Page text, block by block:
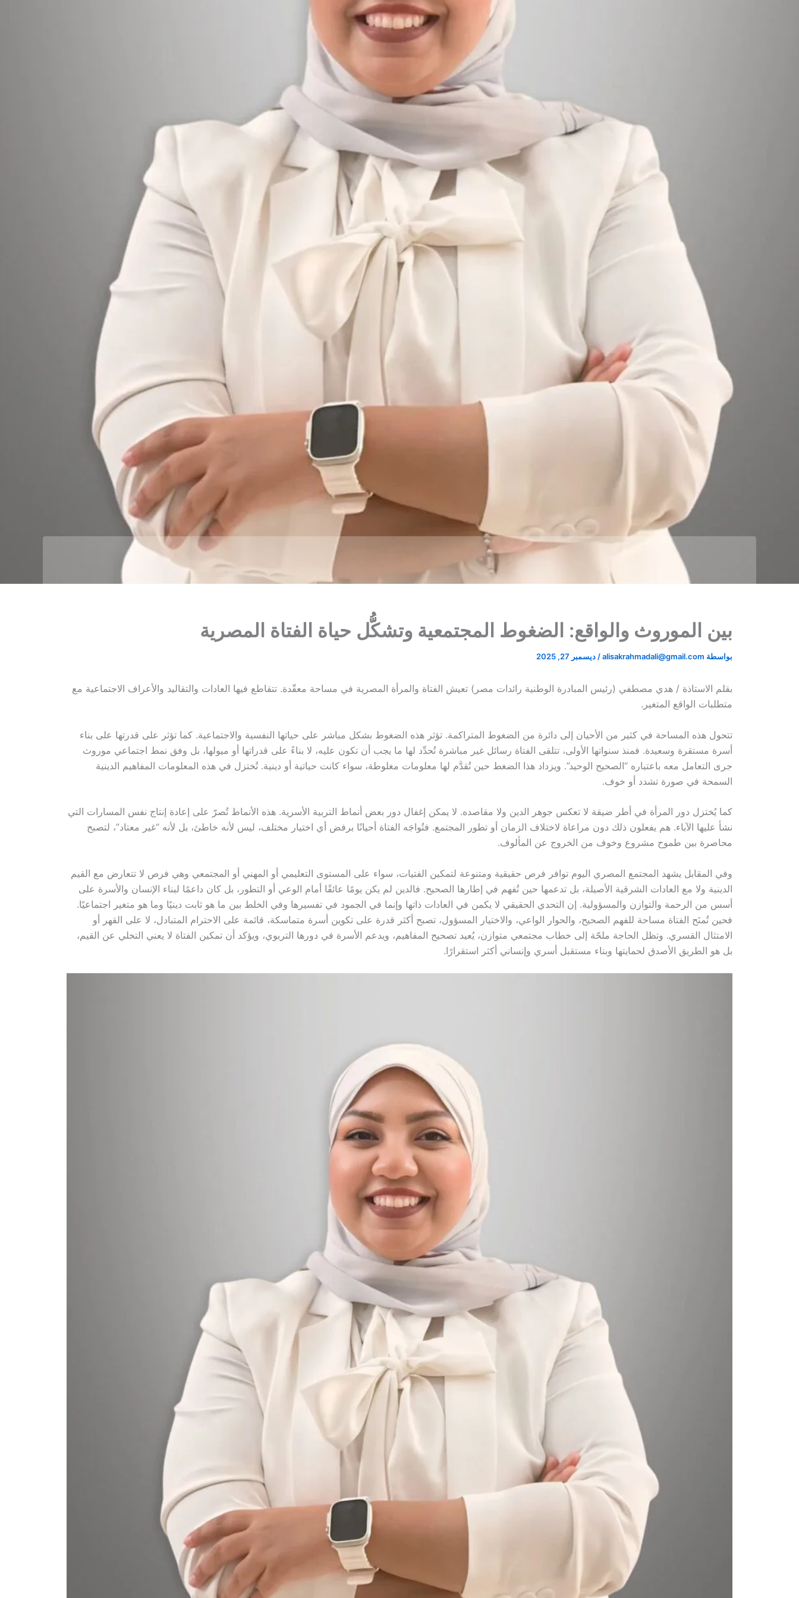
بين الموروث والواقع: الضغوط المجتمعية وتشكُّل حياة الفتاة المصرية
بواسطة alisakrahmadali@gmail.com
/ ديسمبر 27, 2025
بقلم الاستاذة / هدي مصطفي (رئيس المبادرة الوطنية رائدات مصر) تعيش الفتاة والمرأة المصرية في مساحة معقّدة. تتقاطع فيها العادات والتقاليد والأعراف الاجتماعية مع
متطلبات الواقع المتغير.
تتحول هذه المساحة في كثير من الأحيان إلى دائرة من الضغوط المتراكمة. تؤثر هذه الضغوط بشكل مباشر على حياتها النفسية والاجتماعية. كما تؤثر على قدرتها على بناء
أسرة مستقرة وسعيدة. فمنذ سنواتها الأولى، تتلقى الفتاة رسائل غير مباشرة تُحدِّد لها ما يجب أن تكون عليه، لا بناءً على قدراتها أو ميولها، بل وفق نمط اجتماعي موروث
جرى التعامل معه باعتباره “الصحيح الوحيد”. ويزداد هذا الضغط حين تُقدَّم لها معلومات مغلوطة، سواء كانت حياتية أو دينية. تُختزل في هذه المعلومات المفاهيم الدينية
السمحة في صورة تشدد أو خوف.
كما يُختزل دور المرأة في أطر ضيقة لا تعكس جوهر الدين ولا مقاصده. لا يمكن إغفال دور بعض أنماط التربية الأسرية. هذه الأنماط تُصرّ على إعادة إنتاج نفس المسارات التي
نشأ عليها الآباء. هم يفعلون ذلك دون مراعاة لاختلاف الزمان أو تطور المجتمع. فتُواجَه الفتاة أحيانًا برفض أي اختيار مختلف، ليس لأنه خاطئ، بل لأنه “غير معتاد”، لتصبح
محاصرة بين طموح مشروع وخوف من الخروج عن المألوف.
وفي المقابل يشهد المجتمع المصري اليوم توافر فرص حقيقية ومتنوعة لتمكين الفتيات، سواء على المستوى التعليمي أو المهني أو المجتمعي وهي فرص لا تتعارض مع القيم
الدينية ولا مع العادات الشرقية الأصيلة، بل تدعمها حين تُفهم في إطارها الصحيح. فالدين لم يكن يومًا عائقًا أمام الوعي أو التطور، بل كان داعمًا لبناء الإنسان والأسرة على
أسس من الرحمة والتوازن والمسؤولية. إن التحدي الحقيقي لا يكمن في العادات ذاتها وإنما في الجمود في تفسيرها وفي الخلط بين ما هو ثابت دينيًا وما هو متغير اجتماعيًا.
فحين تُمنَح الفتاة مساحة للفهم الصحيح، والحوار الواعي، والاختيار المسؤول، تصبح أكثر قدرة على تكوين أسرة متماسكة، قائمة على الاحترام المتبادل، لا على القهر أو
الامتثال القسري. وتظل الحاجة ملحّة إلى خطاب مجتمعي متوازن، يُعيد تصحيح المفاهيم، ويدعم الأسرة في دورها التربوي، ويؤكد أن تمكين الفتاة لا يعني التخلي عن القيم،
بل هو الطريق الأصدق لحمايتها وبناء مستقبل أسري وإنساني أكثر استقرارًا.